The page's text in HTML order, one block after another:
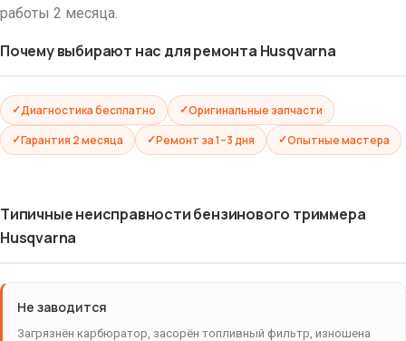
работы 2 месяца.
Почему выбирают нас для ремонта Husqvarna
Диагностика бесплатно
Оригинальные запчасти
Гарантия 2 месяца
Ремонт за 1–3 дня Опытные мастера
Типичные неисправности бензинового триммера
Husqvarna
Не заводится
Загрязнён карбюратор, засорён топливный фильтр, изношена